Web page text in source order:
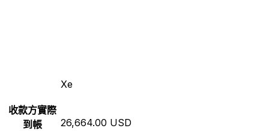
Xe
收款方實際
到帳
26,664.00 USD